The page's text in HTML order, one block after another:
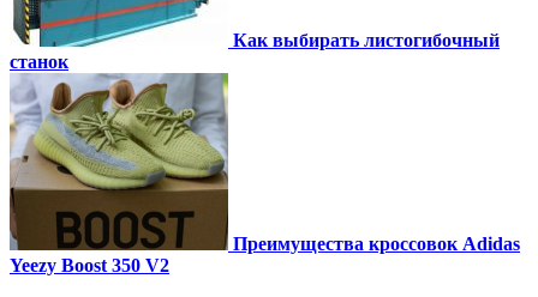
Как выбирать листогибочный
станок
Преимущества кроссовок Adidas
Yeezy Boost 350 V2